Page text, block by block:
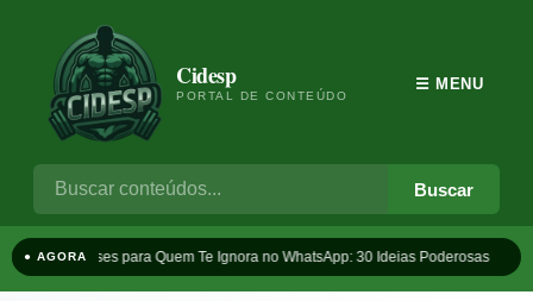
Cidesp
PORTAL DE CONTEÚDO
Buscar
☰ MENU
● AGORAFrases para Quem Te Ignora no WhatsApp: 30 Ideias Poderosas